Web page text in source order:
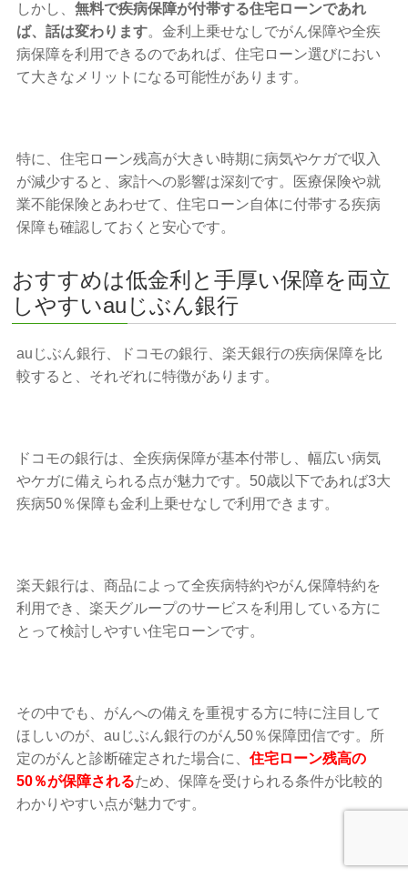
しかし、無料で疾病保障が付帯する住宅ローンであれ
ば、話は変わります。金利上乗せなしでがん保障や全疾
病保障を利用できるのであれば、住宅ローン選びにおい
て大きなメリットになる可能性があります。
特に、住宅ローン残高が大きい時期に病気やケガで収入
が減少すると、家計への影響は深刻です。医療保険や就
業不能保険とあわせて、住宅ローン自体に付帯する疾病
保障も確認しておくと安心です。
おすすめは低金利と手厚い保障を両立
しやすいauじぶん銀行
auじぶん銀行、ドコモの銀行、楽天銀行の疾病保障を比
較すると、それぞれに特徴があります。
ドコモの銀行は、全疾病保障が基本付帯し、幅広い病気
やケガに備えられる点が魅力です。50歳以下であれば3大
疾病50％保障も金利上乗せなしで利用できます。
楽天銀行は、商品によって全疾病特約やがん保障特約を
利用でき、楽天グループのサービスを利用している方に
とって検討しやすい住宅ローンです。
その中でも、がんへの備えを重視する方に特に注目して
ほしいのが、auじぶん銀行のがん50％保障団信です。所
定のがんと診断確定された場合に、住宅ローン残高の
50％が保障されるため、保障を受けられる条件が比較的
わかりやすい点が魅力です。